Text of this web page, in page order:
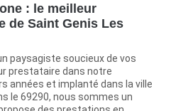
: le meilleur
de Saint Genis Les
paysagiste soucieux de vos
prestataire dans notre
années et implanté dans la ville
le 69290, nous sommes un